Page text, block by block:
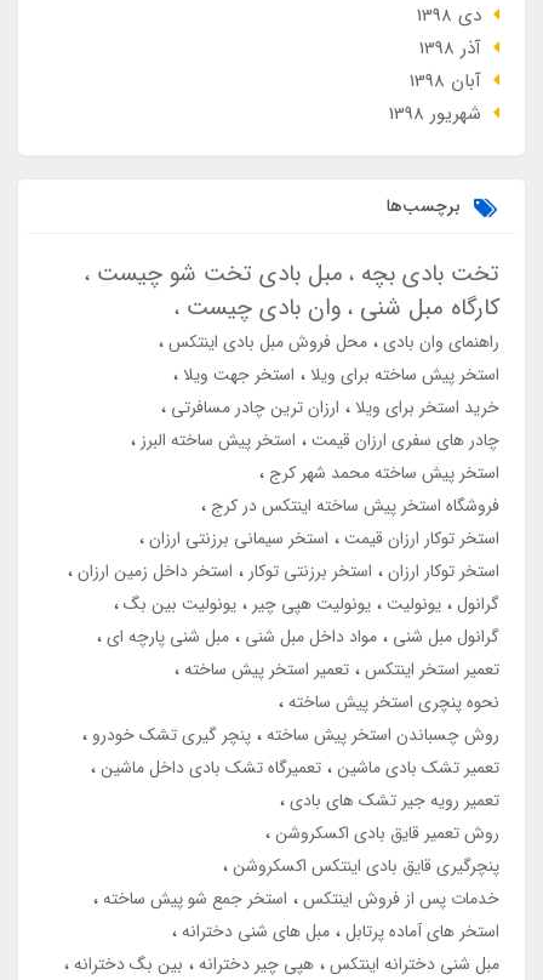
دی 1398
آذر 1398
آبان 1398
شهریور 1398
برچسب‌ها
تخت بادی بچه مبل بادی تخت شو چیست
کارگاه مبل شنی وان بادی چیست
راهنمای وان بادی محل فروش مبل بادی اینتکس
استخر پیش ساخته برای ویلا
استخر جهت ویلا
خرید استخر برای ویلا
ارزان ترین چادر مسافرتی
چادر های سفری ارزان قیمت
استخر پیش ساخته البرز
استخر پیش ساخته محمد شهر کرج
فروشگاه استخر پیش ساخته اینتکس در کرج
استخر توکار ارزان قیمت
استخر سیمانی برزنتی ارزان
استخر توکار ارزان
استخر برزنتی توکار
استخر داخل زمین ارزان
گرانول یونولیت یونولیت هپی چیر
یونولیت بین بگ
گرانول مبل شنی
مواد داخل مبل شنی
مبل شنی پارچه ای
تعمیر استخر اینتکس تعمیر استخر پیش ساخته
نحوه پنچری استخر پیش ساخته
روش چسباندن استخر پیش ساخته پنچر گیری تشک خودرو
تعمیر تشک بادی ماشین تعمیرگاه تشک بادی داخل ماشین
تعمیر رویه جیر تشک های بادی
روش تعمیر قایق بادی اکسکروشن
پنچرگیری قایق بادی اینتکس اکسکروشن
خدمات پس از فروش اینتکس
استخر جمع شو پیش ساخته
استخر های آماده پرتابل مبل های شنی دخترانه
مبل شنی دخترانه اینتکس هپی چیر دخترانه
بین بگ دخترانه